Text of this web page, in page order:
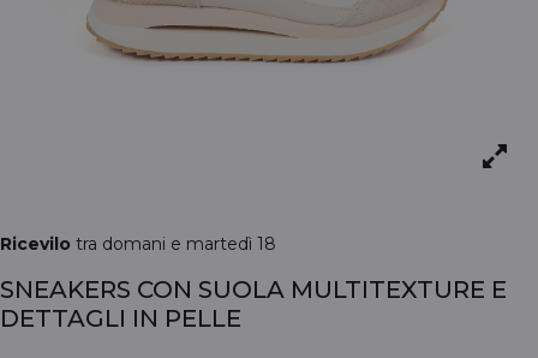
Ricevilo tra domani e martedì 18
SNEAKERS CON SUOLA MULTITEXTURE E
DETTAGLI IN PELLE